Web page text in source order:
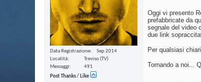
Data Registrazione
Sep 2014
Località
Treviso (TV)
Messaggi
491
Post Thanks / Like
Oggi vi presento
prefabbricate da
segnale del video
due link
Per qualsiasi
Tornando a noi...